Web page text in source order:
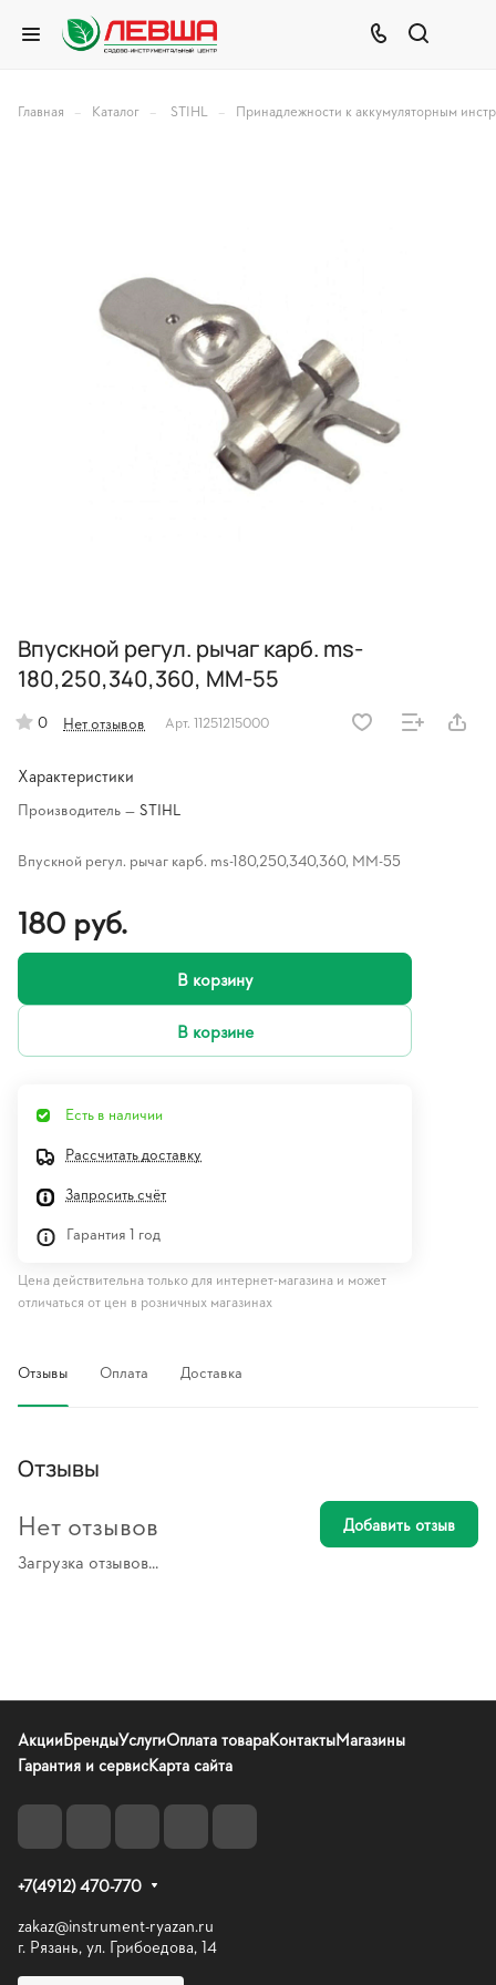
Главная – Каталог – STIHL – Принадлежности к аккумуляторным
Впускной регул. рычаг карб. ms-
180,250,340,360, MM-55
0 Нет отзывов Арт. 11251215000
Характеристики
Производитель — STIHL
Впускной регул. рычаг карб. ms-180,250,340,360, MM-55
180 руб.
В корзину
В корзине
Есть в наличии
Рассчитать доставку
Запросить счёт
Гарантия 1 год
Цена действительна только для интернет-магазина и может
отличаться от цен в розничных магазинах
Отзывы Оплата Доставка
Отзывы
Загрузка отзывов...
Нет отзывов Добавить отзыв
АкцииБрендыУслугиОплата товараКонтактыМагазины
Гарантия и сервисКарта сайта
+7(4912) 470-770
zakaz@instrument-ryazan.ru
г. Рязань, ул. Грибоедова, 14